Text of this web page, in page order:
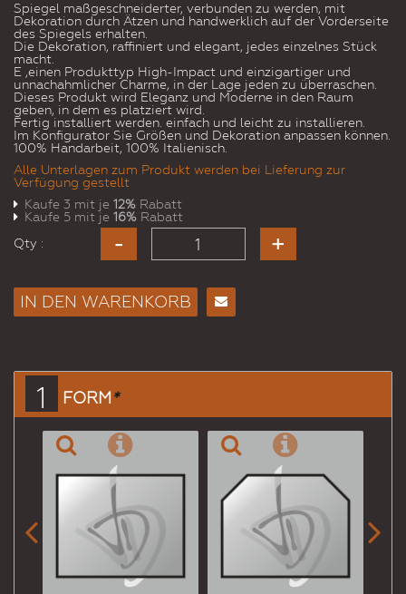
Spiegel maßgeschneiderter, verbunden zu werden, mit
Dekoration durch Ätzen und handwerklich auf der Vorderseite
des Spiegels erhalten.
Die Dekoration, raffiniert und elegant, jedes einzelnes Stück
macht.
E ‚einen Produkttyp High-Impact und einzigartiger und
unnachahmlicher Charme, in der Lage jeden zu überraschen.
Dieses Produkt wird Eleganz und Moderne in den Raum
geben, in dem es platziert wird.
Fertig installiert werden. einfach und leicht zu installieren.
Im Konfigurator Sie Größen und Dekoration anpassen können.
100% Handarbeit, 100% Italienisch.
Alle Unterlagen zum Produkt werden bei Lieferung zur
Verfügung gestellt
Kaufe 3 mit je 12% Rabatt
Kaufe 5 mit je 16% Rabatt
Qty :
IN DEN WARENKORB
1 FORM*
 